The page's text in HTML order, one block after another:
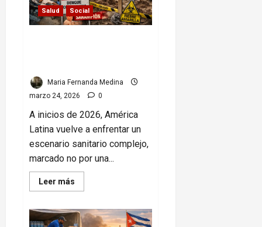
amigo
corrupto
con
Salud Social
Maria Fernanda Medina
marzo 24, 2026
0
A inicios de 2026, América
Latina vuelve a enfrentar un
escenario sanitario complejo,
marcado no por una...
Leer más
more
en
alerta: